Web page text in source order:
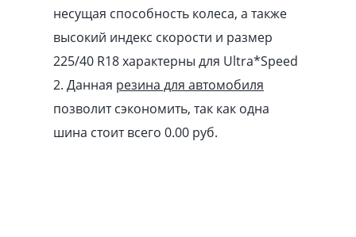
несущая способность колеса, а также
высокий индекс скорости и размер
225/40 R18 характерны для Ultra*Speed
2. Данная резина для автомобиля
позволит сэкономить, так как одна
шина стоит всего 0.00 pуб.